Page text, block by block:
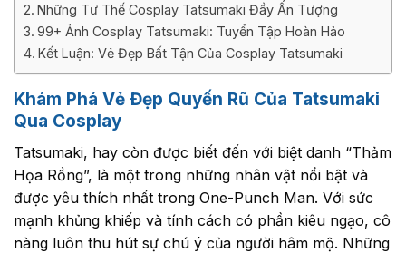
Những Tư Thế Cosplay Tatsumaki Đầy Ấn Tượng
99+ Ảnh Cosplay Tatsumaki: Tuyển Tập Hoàn Hảo
Kết Luận: Vẻ Đẹp Bất Tận Của Cosplay Tatsumaki
Khám Phá Vẻ Đẹp Quyến Rũ Của Tatsumaki
Qua Cosplay
Tatsumaki, hay còn được biết đến với biệt danh “Thảm
Họa Rồng”, là một trong những nhân vật nổi bật và
được yêu thích nhất trong One-Punch Man. Với sức
mạnh khủng khiếp và tính cách có phần kiêu ngạo, cô
nàng luôn thu hút sự chú ý của người hâm mộ. Những